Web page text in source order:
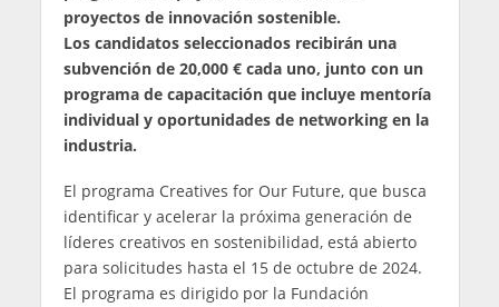
proyectos de innovación sostenible.
Los candidatos seleccionados recibirán una
subvención de 20,000 € cada uno, junto con un
programa de capacitación que incluye mentoría
individual y oportunidades de networking en la
industria.
El programa Creatives for Our Future, que busca
identificar y acelerar la próxima generación de
líderes creativos en sostenibilidad, está abierto
para solicitudes hasta el 15 de octubre de 2024.
El programa es dirigido por la Fundación